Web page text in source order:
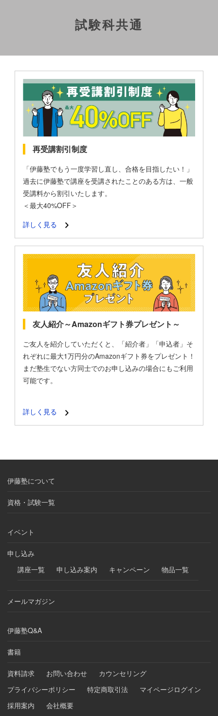
試験科共通
再受講割引制度
「伊藤塾でもう一度学習し直し、合格を目指したい！」
過去に伊藤塾で講座を受講されたことのある方は、一般
受講料から割引いたします。
＜最大40%OFF＞
詳しく見る
友人紹介～Amazonギフト券プレゼント～
ご友人を紹介していただくと、「紹介者」「申込者」そ
れぞれに最大1万円分のAmazonギフト券をプレゼント！
まだ塾生でない方同士でのお申し込みの場合にもご利用
可能です。
詳しく見る
伊藤塾について
資格・試験一覧
イベント
申し込み
講座一覧
申し込み案内 キャンペーン 物品一覧
メールマガジン
伊藤塾Q&A
書籍
資料請求 お問い合わせ
カウンセリング
プライバシーポリシー
特定商取引法
マイページログイン
採用案内
会社概要